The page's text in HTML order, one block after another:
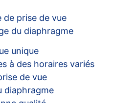
de prise de vue
du diaphragme
unique
à des horaires variés
de vue
diaphragme